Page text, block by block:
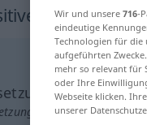
Verb
anklicken/antippen)
Wir und unsere 716-
eindeutige
Technologien für die
aufgeführten
mehr so relevant für
oder Ihre
Webseite klicken.
unserer